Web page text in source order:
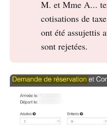
M. et Mme A...
cotisations de
ont été assujettis
sont rejetées.